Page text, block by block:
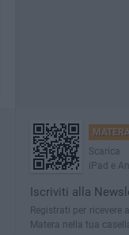
Scarica
iPad e
Iscriviti alla
Registrati per ricevere
Matera nella tua